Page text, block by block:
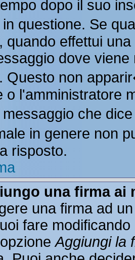
dopo il suo
questione. Se
quando effettui
dove
Questo non
o l'amministratore
che
in genere non
risposto.
una firma ai
una firma ad
fare
Aggiungi la